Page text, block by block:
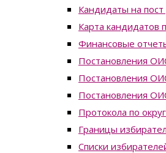
Кандидаты на
Карта кандидатов
Финансовые
Постановления
Постановления
Постановления
Протокола по
Границы
Списки